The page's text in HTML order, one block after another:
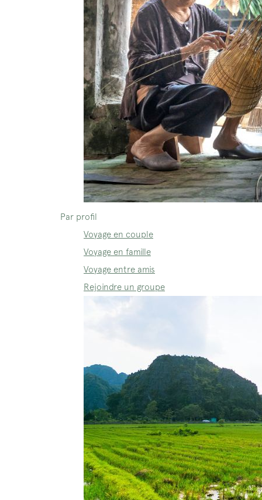
Par profil
Voyage en couple
Voyage en famille
Voyage entre amis
Rejoindre un groupe